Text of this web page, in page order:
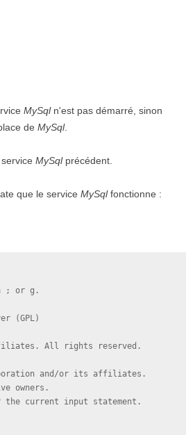
MySqln'est pas démarré, sinon
de MySql.
MySqlprécédent.
que le service MySqlfonctionne :
; or g.
(GPL)
All rights reserved.
and/or its affiliates.
owners.
current input statement.